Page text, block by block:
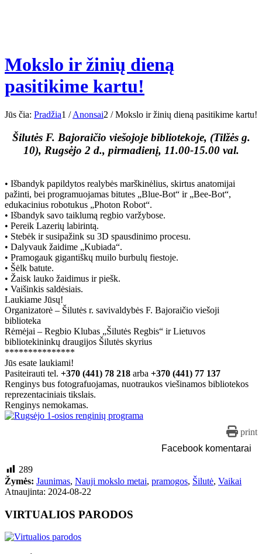
Mokslo ir žinių dieną
pasitikime kartu!
Jūs čia: Pradžia1 / Anonsai2 / Mokslo ir žinių dieną pasitikime kartu!
Šilutės F. Bajoraičio viešojoje bibliotekoje, (Tilžės g.
10), Rugsėjo 2 d., pirmadienį, 11.00-15.00 val.
• Išbandyk papildytos realybės marškinėlius, skirtus anatomijai
pažinti, bei programuojamas bitutes „Blue-Bot“ ir „Bee-Bot“,
edukacinius robotukus „Photon Robot“.
• Išbandyk savo taiklumą regbio varžybose.
• Pereik Lazerių labirintą.
• Stebėk ir susipažink su 3D spausdinimo procesu.
• Dalyvauk žaidime „Kubiada“.
• Pramogauk gigantiškų muilo burbulų fiestoje.
• Šėlk batute.
• Žaisk lauko žaidimus ir piešk.
• Vaišinkis saldėsiais.
Laukiame Jūsų!
Organizatorė – Šilutės r. savivaldybės F. Bajoraičio viešoji
biblioteka
Rėmėjai – Regbio Klubas „Šilutės Regbis“ ir Lietuvos
bibliotekininkų draugijos Šilutės skyrius
***************
Jūs esate laukiami!
Pasiteirauti tel. +370 (441) 78 218 arba +370 (441) 77 137
Renginys bus fotografuojamas, nuotraukos viešinamos bibliotekos
reprezentaciniais tikslais.
Renginys nemokamas.
print
Facebook komentarai
289
Žymės: Jaunimas, Nauji mokslo metai, pramogos, Šilutė, Vaikai
Atnaujinta: 2024-08-22
VIRTUALIOS PARODOS